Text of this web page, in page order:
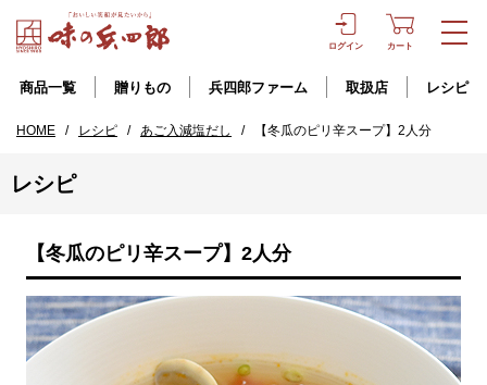
ログイン カート
商品一覧 贈りもの 兵四郎ファーム 取扱店 レシピ
HOME / レシピ / あご入減塩だし / 【冬瓜のピリ辛スープ】2人分
レシピ
【冬瓜のピリ辛スープ】2人分